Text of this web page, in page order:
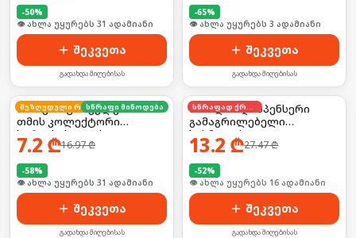
-50%
🛒 ბოლო 24სთ-ში იყიდა 46-მა
შეკვეთა
გადახდა მიღებისას
-65%
🛒 ბოლო 24სთ-ში იყიდა 4-მა
შეკვეთა
გადახდა მიღებისას
შეზღუდული რაოდენობა
სწრაფი მიწოდება
შინაური ცხოველების
თმის კოლექტორი
სარეცხისათვის 2ც
7.2 ₾16.97₾
-58%
🛒 ბოლო 24სთ-ში იყიდა 42-მა
შეკვეთა
გადახდა მიღებისას
სწრაფად ქრება
ბოთლის დისპენსერი
გამაგრილებელი
სასმელის
13.2 ₾27.47₾
-52%
🛒 ბოლო 24სთ-ში იყიდა 26-მა
შეკვეთა
გადახდა მიღებისას